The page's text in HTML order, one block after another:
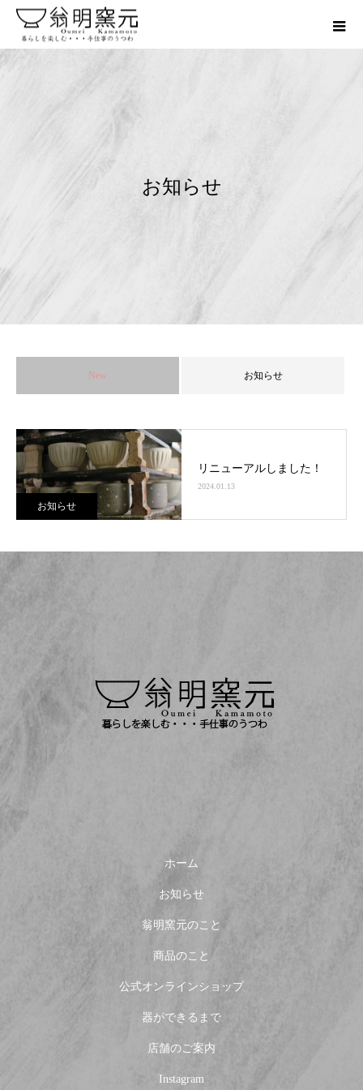
お知 らせ
New お知らせ
お知らせ
リニューアルしました！
2024.01.13
ホーム
お知らせ
翁明窯元のこと
商品のこと
公式オンラインショップ
器ができるまで
店舗のご案内
Instagram